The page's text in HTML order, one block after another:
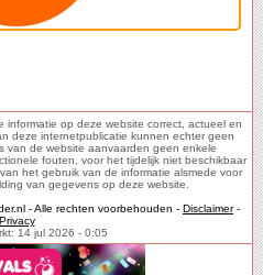
informatie op deze website correct, actueel en
deze internetpublicatie kunnen echter geen
van de website aanvaarden geen enkele
fouten, voor het tijdelijk niet beschikbaar
het gebruik van de informatie alsmede voor
van gegevens op deze website.
- Alle rechten voorbehouden - Disclaimer-
Privacy
14 jul 2026 - 0:05